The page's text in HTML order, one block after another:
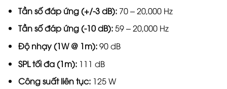
Tần số đáp ứng (+/-3 dB):70 – 20,000 Hz
Tần số đáp ứng (-10 dB):59 – 20,000 Hz
Độ nhạy (1W @ 1m):90 dB
SPL tối đa (1m):111 dB
Công suất liên tục:125 W